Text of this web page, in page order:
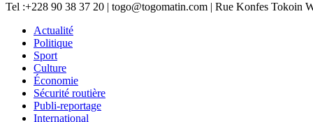
Tel :+228 90 38 37 20 | togo@togomatin.com | Rue Konfes Tokoin
Actualité
Politique
Sport
Culture
Économie
Sécurité routière
Publi-reportage
International